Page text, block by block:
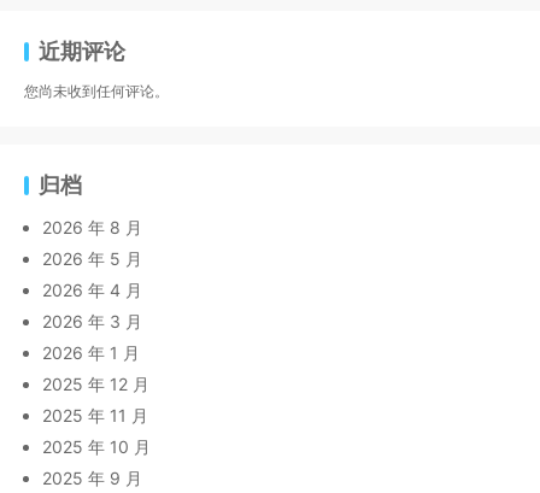
近期评论
您尚未收到任何评论。
归档
2026 年 8 月
2026 年 5 月
2026 年 4 月
2026 年 3 月
2026 年 1 月
2025 年 12 月
2025 年 11 月
2025 年 10 月
2025 年 9 月